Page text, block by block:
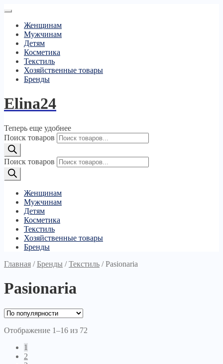
Женщинам
Мужчинам
Детям
Косметика
Текстиль
Хозяйственные товары
Бренды
Elina24
Теперь еще удобнее
Поиск товаров
Поиск товаров
Женщинам
Мужчинам
Детям
Косметика
Текстиль
Хозяйственные товары
Бренды
Главная /Бренды /Текстиль /Pasionaria
Pasionaria
Отображение 1–16 из 72
1
2